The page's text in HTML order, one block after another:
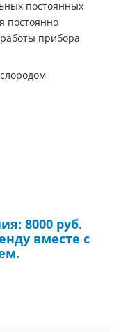
постоянных
постоянно
прибора
8000 руб.
вместе с